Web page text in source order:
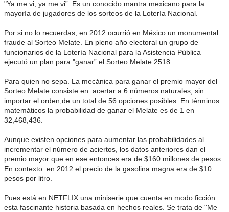
"Ya me vi, ya me vi”. Es un conocido mantra mexicano para la
mayoría de jugadores de los sorteos de la Lotería Nacional.
Por si no lo recuerdas, en 2012 ocurrió en México un monumental
fraude al Sorteo Melate. En pleno año electoral un grupo de
funcionarios de la Lotería Nacional para la Asistencia Pública
ejecutó un plan para "ganar” el Sorteo Melate 2518.
Para quien no sepa. La mecánica para ganar el premio mayor del
Sorteo Melate consiste en acertar a 6 números naturales, sin
importar el orden,de un total de 56 opciones posibles. En términos
matemáticos la probabilidad de ganar el Melate es de 1 en
32,468,436.
Aunque existen opciones para aumentar las probabilidades al
incrementar el número de aciertos, los datos anteriores dan el
premio mayor que en ese entonces era de $160 millones de pesos.
En contexto: en 2012 el precio de la gasolina magna era de $10
pesos por litro.
Pues está en NETFLIX una miniserie que cuenta en modo ficción
esta fascinante historia basada en hechos reales. Se trata de "Me